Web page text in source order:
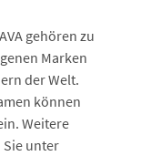
gehören zu
Marken
der Welt.
können
Weitere
unter